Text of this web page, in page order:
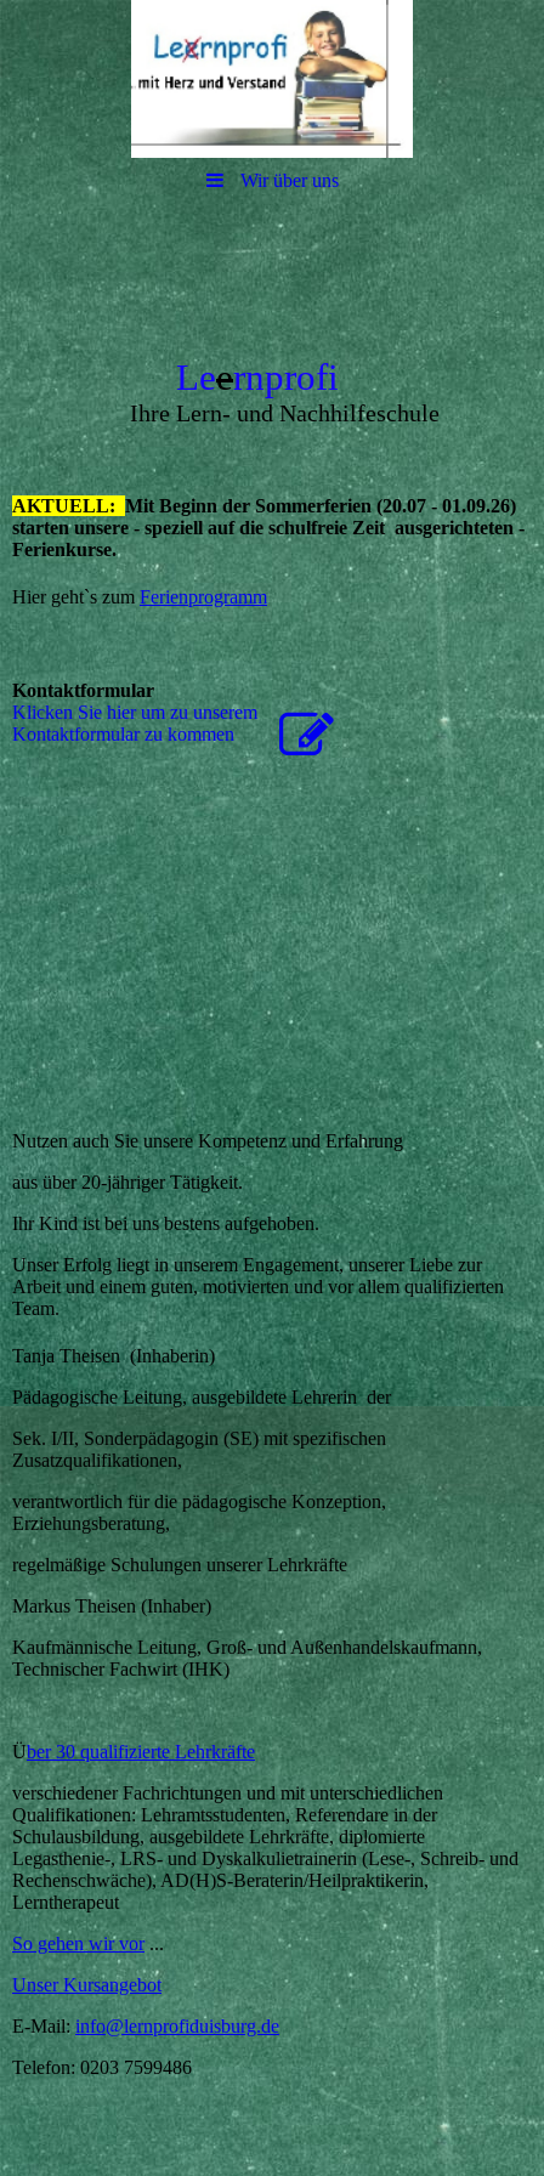
Wir über uns
Leernprofi
Ihre Lern- und Nachhilfeschule
AKTUELL: Mit Beginn der Sommerferien (20.07 - 01.09.26)
starten unsere - speziell auf die schulfreie Zeit ausgerichteten -
Ferienkurse.
Hier geht`s zum Ferienprogramm
Kontaktformular
Klicken Sie hier um zu unserem
Kon­takt­for­mu­lar zu kommen
Nutzen auch Sie unsere Kompetenz und Erfahrung
aus über20-jähriger Tätigkeit.
Ihr Kind ist bei uns bestens aufgehoben.
Unser Erfolg liegt in unserem Engagement, unserer Liebe zur
Arbeit und einem guten, motivierten und vor allem qualifizierten
Team.
Tanja Theisen (Inhaberin)
Pädagogische Leitung, ausgebildete Lehrerin der
Sek. I/II, Sonderpädagogin (SE) mit spezifischen
Zusatzqualifikationen,
verantwortlich für die pädagogische Konzeption,
Erziehungsberatung,
regelmäßige Schulungen unserer Lehrkräfte
Markus Theisen (Inhaber)
Kaufmännische Leitung, Groß- und Außenhandelskaufmann,
Technischer Fachwirt (IHK)
Über 30 qualifizierte Lehrkräfte
verschiedener Fachrichtungen und mit unterschiedlichen
Qualifikationen: Lehramtsstudenten, Referendare in der
Schulausbildung, ausgebildete Lehrkräfte, diplomierte
Legasthenie-, LRS- und Dyskalkulietrainerin (Lese-, Schreib- und
Rechenschwäche), AD(H)S-Beraterin/Heilpraktikerin,
Lerntherapeut
So gehen wir vor...
Unser Kursangebot
E-Mail: info@lernprofiduisburg.de
Telefon: 0203 7599486